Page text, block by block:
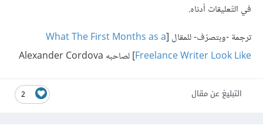
في التّعليقات أدناه.
ترجمة -وبتصرّف- للمقال [What The First Months as a
Freelance Writer Look Like] لصاحبه Alexander Cordova
2 التبليغ عن مقال